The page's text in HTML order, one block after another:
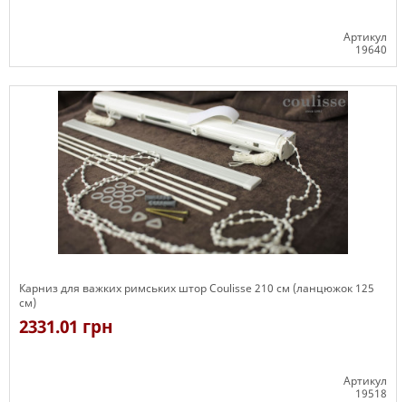
Артикул
19640
Карниз для важких римських штор Coulisse 210 см (ланцюжок 125
см)
2331.01 грн
Артикул
19518